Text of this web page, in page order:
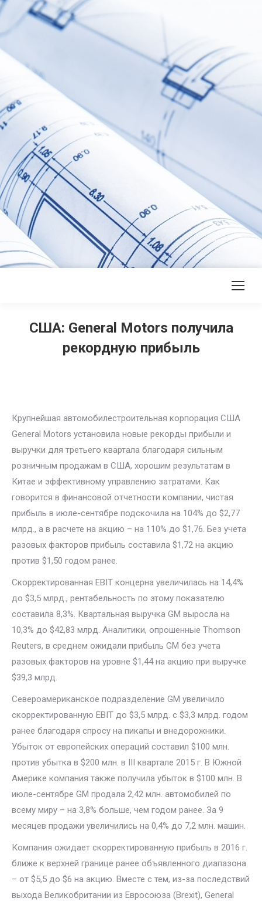
США: General Motors получила
рекордную прибыль
Крупнейшая автомобилестроительная корпорация США
General Motors установила новые рекорды прибыли и
выручки для третьего квартала благодаря сильным
розничным продажам в США, хорошим результатам в
Китае и эффективному управлению затратами. Как
говорится в финансовой отчетности компании, чистая
прибыль в июле-сентябре подскочила на 104% до $2,77
млрд., а в расчете на акцию – на 110% до $1,76. Без учета
разовых факторов прибыль составила $1,72 на акцию
против $1,50 годом ранее.
Скорректированная EBIT концерна увеличилась на 14,4%
до $3,5 млрд., рентабельность по этому показателю
составила 8,3%. Квартальная выручка GM выросла на
10,3% до $42,83 млрд. Аналитики, опрошенные Thomson
Reuters, в среднем ожидали прибыль GM без учета
разовых факторов на уровне $1,44 на акцию при выручке
$39,3 млрд.
Североамериканское подразделение GM увеличило
скорректированную EBIT до $3,5 млрд. с $3,3 млрд. годом
ранее благодаря спросу на пикапы и внедорожники.
Убыток от европейских операций составил $100 млн.
против убытка в $200 млн. в III квартале 2015 г. В Южной
Америке компания также получила убыток в $100 млн. В
июле-сентябре GM продала 2,42 млн. автомобилей по
всему миру – на 3,8% больше, чем годом ранее. За 9
месяцев продажи увеличились на 0,4% до 7,2 млн. машин.
Компания ожидает скорректированную прибыль в 2016 г.
ближе к верхней границе ранее объявленного диапазона
– от $5,5 до $6 на акцию. Вместе с тем, из-за последствий
выхода Великобритании из Евросоюза (Brexit), General